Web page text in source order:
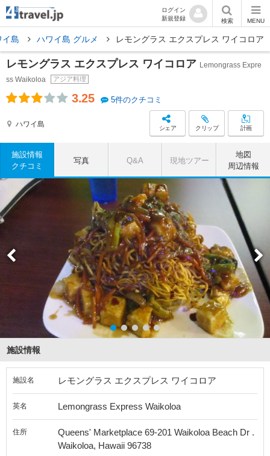
ログイン
新規登録
検索 MENU
イ島 ハワイ島 グルメ レモングラス エクスプレス ワイコロア
レモングラス エクスプレス ワイコロア Lemongrass Expre
ss Waikoloa
アジア料理
3.25 5件のクチコミ
ハワイ島 シェア クリップ 計画
施設情報
クチコミ
写真 Q&A 現地ツアー
地図
周辺情報
施設情報
施設名 レモングラス エクスプレス ワイコロア
英名 Lemongrass Express Waikoloa
住所
Queens' Marketplace 69-201 Waikoloa Beach Dr .
Waikoloa, Hawaii 96738